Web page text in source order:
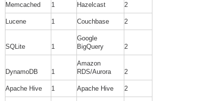
Memcached 1 Hazelcast 2
Lucene 1 Couchbase 2
SQLite 1
Google
BigQuery
2
DynamoDB 1
Amazon
RDS/Aurora
2
Apache Hive 1 Apache Hive 2